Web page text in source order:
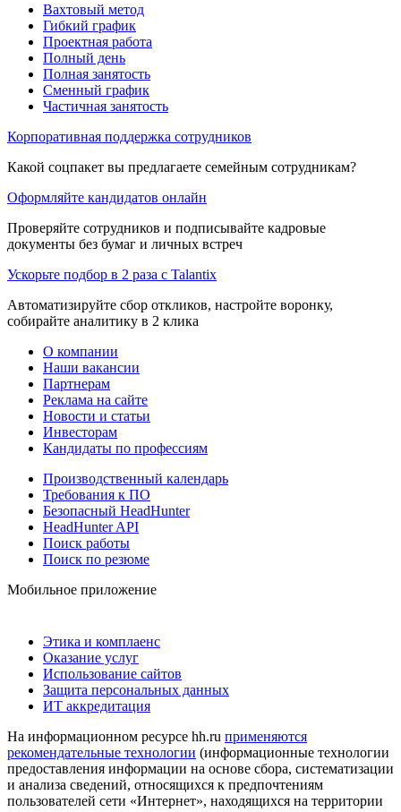
Вахтовый метод
Гибкий график
Проектная работа
Полный день
Полная занятость
Сменный график
Частичная занятость
Корпоративная поддержка сотрудников
Какой соцпакет вы предлагаете семейным сотрудникам?
Оформляйте кандидатов онлайн
Проверяйте сотрудников и подписывайте кадровые
документы без бумаг и личных встреч
Ускорьте подбор в 2 раза с Talantix
Автоматизируйте сбор откликов, настройте воронку,
собирайте аналитику в 2 клика
О компании
Наши вакансии
Партнерам
Реклама на сайте
Новости и статьи
Инвесторам
Кандидаты по профессиям
Производственный календарь
Требования к ПО
Безопасный HeadHunter
HeadHunter API
Поиск работы
Поиск по резюме
Мобильное приложение
Этика и комплаенс
Оказание услуг
Использование сайтов
Защита персональных данных
ИТ аккредитация
На информационном ресурсе hh.ru применяются
рекомендательные технологии (информационные технологии
предоставления информации на основе сбора, систематизации
и анализа сведений, относящихся к предпочтениям
пользователей сети «Интернет», находящихся на территории